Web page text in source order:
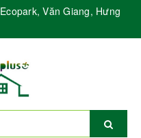
Văn Giang, Hưng